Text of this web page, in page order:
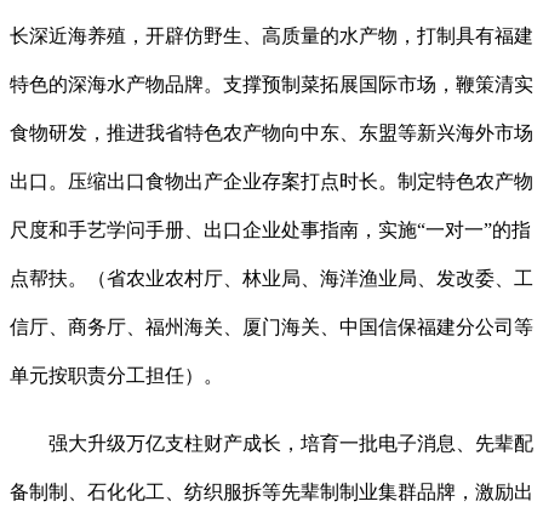
长深近海养殖，开辟仿野生、高质量的水产物，打制具有福建
特色的深海水产物品牌。支撑预制菜拓展国际市场，鞭策清实
食物研发，推进我省特色农产物向中东、东盟等新兴海外市场
出口。压缩出口食物出产企业存案打点时长。制定特色农产物
尺度和手艺学问手册、出口企业处事指南，实施“一对一”的指
点帮扶。（省农业农村厅、林业局、海洋渔业局、发改委、工
信厅、商务厅、福州海关、厦门海关、中国信保福建分公司等
单元按职责分工担任）。
强大升级万亿支柱财产成长，培育一批电子消息、先辈配
备制制、石化化工、纺织服拆等先辈制制业集群品牌，激励出